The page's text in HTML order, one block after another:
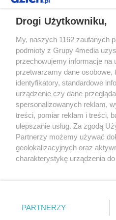
Redakcja Reklama
Drogi Użytkowniku,
My, naszych 1162 zaufanych
podmioty z Grupy 4media
przechowujemy informacje na
przetwarzamy dane osobowe,
identyfikatory, standardowe
urządzenie czy dane
spersonalizowanych reklam,
treści, pomiar reklam i treści,
ulepszanie usług. Za zgodą
Partnerzy możemy używać
geolokalizacyjnych oraz
charakterystykę urządzenia
zmienić/wycofać klikając
znajdujący się w lewym
PARTNERZY